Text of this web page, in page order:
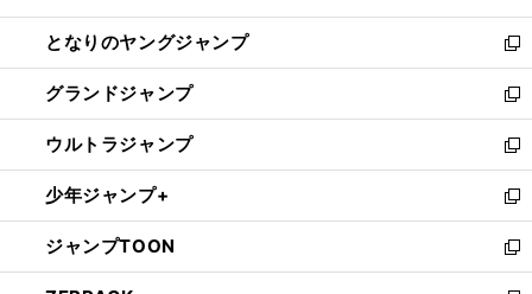
開
く
ン
ド
ウ
で
開
く
ウ
ィ
ン
ド
ウ
で
開
く
し
い
ウ
ィ
ン
ド
ウ
で
開
く
となりのヤングジャンプ
新
し
い
ウ
ィ
ン
ド
ウ
で
開
グランドジャンプ
新
し
い
ウ
ィ
ン
ド
ウ
ウルトラジャンプ
新
し
い
ウ
ィ
ン
少年ジャンプ+
新
し
い
ウ
ジャンプTOON
新
し